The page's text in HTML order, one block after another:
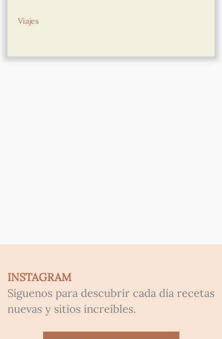
Viajes
INSTAGRAM
Síguenos para descubrir cada día recetas
nuevas y sitios increíbles.